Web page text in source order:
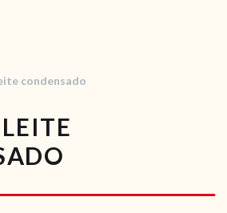
RECEITAS
VÍDEOS
RECEITAS VEGGIE
condensado